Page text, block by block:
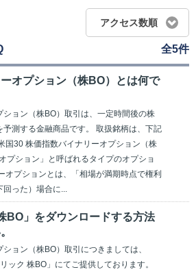
アクセス数順
全5件
オプション（株BO）とは何で
ョン（株BO）取引は、一定時間後の株
測する金融商品です。 取扱銘柄は、下記
国30 株価指数バイナリーオプション（株
プション」と呼ばれるタイプのオプショ
オプションとは、「相場が満期時点で権利
回った）場合に...
BO」をダウンロードする方法
ョン（株BO）取引につきましては、
ック 株BO」にてご提供しております。